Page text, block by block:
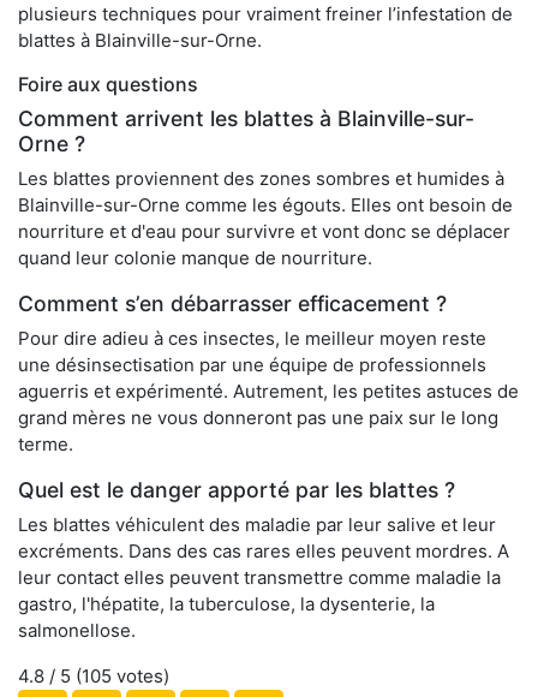
plusieurs techniques pour vraiment freiner l’infestation de
blattes à Blainville-sur-Orne.
Foire aux questions
Comment arrivent les blattes à Blainville-sur-
Orne ?
Les blattes proviennent des zones sombres et humides à
Blainville-sur-Orne comme les égouts. Elles ont besoin de
nourriture et d'eau pour survivre et vont donc se déplacer
quand leur colonie manque de nourriture.
Comment s’en débarrasser efficacement ?
Pour dire adieu à ces insectes, le meilleur moyen reste
une désinsectisation par une équipe de professionnels
aguerris et expérimenté. Autrement, les petites astuces de
grand mères ne vous donneront pas une paix sur le long
terme.
Quel est le danger apporté par les blattes ?
Les blattes véhiculent des maladie par leur salive et leur
excréments. Dans des cas rares elles peuvent mordres. A
leur contact elles peuvent transmettre comme maladie la
gastro, l'hépatite, la tuberculose, la dysenterie, la
salmonellose.
4.8 / 5 (105 votes)